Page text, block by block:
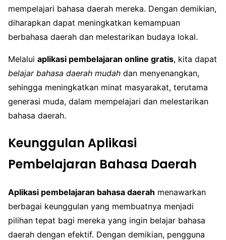
mempelajari bahasa daerah mereka. Dengan demikian,
diharapkan dapat meningkatkan kemampuan
berbahasa daerah dan melestarikan budaya lokal.
Melalui aplikasi pembelajaran online gratis, kita dapat
belajar bahasa daerah mudah dan menyenangkan,
sehingga meningkatkan minat masyarakat, terutama
generasi muda, dalam mempelajari dan melestarikan
bahasa daerah.
Keunggulan Aplikasi
Pembelajaran Bahasa Daerah
Aplikasi pembelajaran bahasa daerah menawarkan
berbagai keunggulan yang membuatnya menjadi
pilihan tepat bagi mereka yang ingin belajar bahasa
daerah dengan efektif. Dengan demikian, pengguna